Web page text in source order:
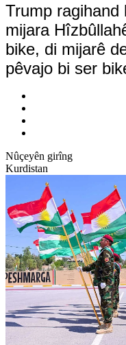
Trump ragihand
mijara
bike, di mijarê
pêvajo bi ser
Nûçeyên girîng
Kurdistan